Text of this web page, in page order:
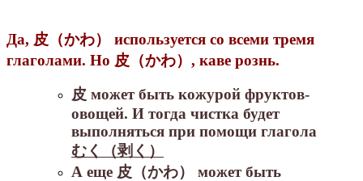
Да, 皮（かわ） используется со всеми тремя
глаголами. Но 皮（かわ）, каве рознь.
皮 может быть кожурой фруктов-
овощей. И тогда чистка будет
выполняться при помощи глагола
むく（剥く）
А еще 皮（かわ） может быть